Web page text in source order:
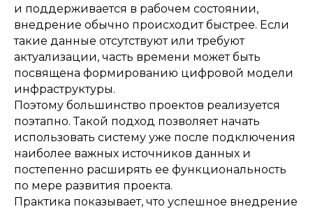
и поддерживается в рабочем состоянии,
внедрение обычно происходит быстрее. Если
такие данные отсутствуют или требуют
актуализации, часть времени может быть
посвящена формированию цифровой модели
инфраструктуры.
Поэтому большинство проектов реализуется
поэтапно. Такой подход позволяет начать
использовать систему уже после подключения
наиболее важных источников данных и
постепенно расширять ее функциональность
по мере развития проекта.
Практика показывает, что успешное внедрение